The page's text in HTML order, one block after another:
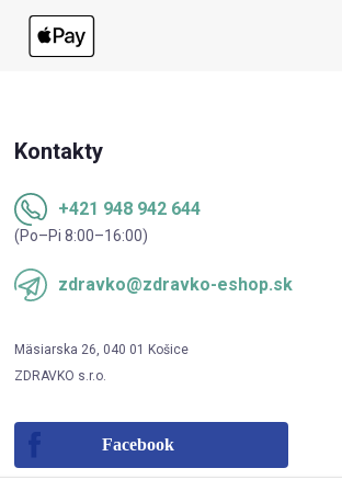
Kontakty
+421 948 942 644
(Po–Pi 8:00–16:00)
zdravko@zdravko-eshop.sk